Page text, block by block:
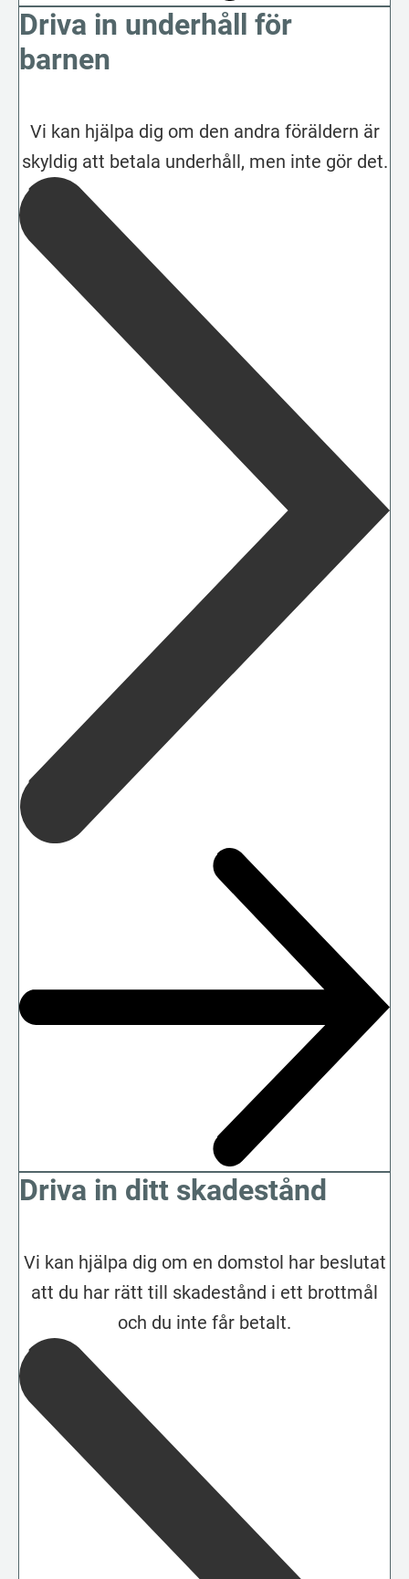
Driva in underhåll för
barnen
Vi kan hjälpa dig om den andra föräldern är
skyldig att betala underhåll, men inte gör det.
Driva in ditt skadestånd
Vi kan hjälpa dig om en domstol har beslutat
att du har rätt till skadestånd i ett brottmål
och du inte får betalt.